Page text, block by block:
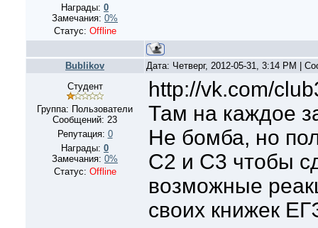
Награды: 0
Замечания: 0%
Статус: Offline
Bublikov
Дата: Четверг, 2012-05-31, 3:14 PM |
Студент
Группа: Пользователи
Сообщений: 23
Репутация: 0
Награды: 0
Замечания: 0%
Статус: Offline
http://vk.com/
Там на каждое
Не бомба, но
С2 и С3 чтобы
возможные
своих книжек